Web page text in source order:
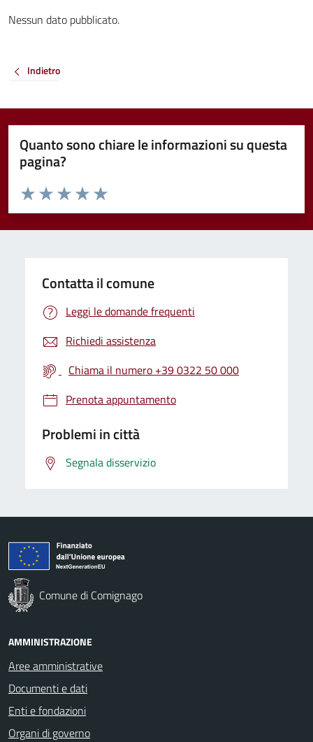
Nessun dato pubblicato.
Indietro
Quanto sono chiare le informazioni su questa
pagina?
Valuta da 1 a 5 stelle la pagina
Valuta 5 stelle su 5
Valuta 4 stelle su 5
Valuta 3 stelle su 5
Valuta 2 stelle su 5
Valuta 1 stelle su 5
Contatta il comune
Leggi le domande frequenti
Richiedi assistenza
Chiama il numero +39 0322 50 000
Prenota appuntamento
Problemi in città
Segnala disservizio
Comune di Comignago
AMMINISTRAZIONE
Aree amministrative
Documenti e dati
Enti e fondazioni
Organi di governo